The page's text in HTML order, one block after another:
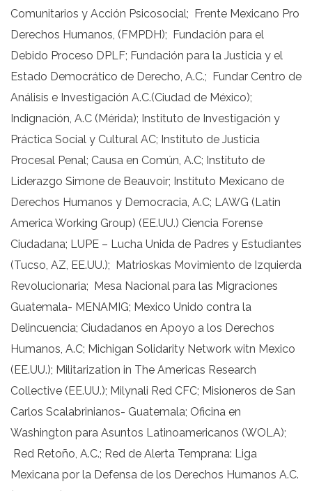
Comunitarios y Acción Psicosocial; Frente Mexicano Pro
Derechos Humanos, (FMPDH); Fundación para el
Debido Proceso DPLF; Fundación para la Justicia y el
Estado Democrático de Derecho, A.C.; Fundar Centro de
Análisis e Investigación A.C.(Ciudad de México);
Indignación, A.C (Mérida); Instituto de Investigación y
Práctica Social y Cultural AC; Instituto de Justicia
Procesal Penal; Causa en Común, A.C; Instituto de
Liderazgo Simone de Beauvoir; Instituto Mexicano de
Derechos Humanos y Democracia, A.C; LAWG (Latin
America Working Group) (EE.UU.) Ciencia Forense
Ciudadana; LUPE – Lucha Unida de Padres y Estudiantes
(Tucso, AZ, EE.UU.); Matrioskas Movimiento de Izquierda
Revolucionaria; Mesa Nacional para las Migraciones
Guatemala- MENAMIG; Mexico Unido contra la
Delincuencia; Ciudadanos en Apoyo a los Derechos
Humanos, A.C; Michigan Solidarity Network witn Mexico
(EE.UU.); Militarization in The Americas Research
Collective (EE.UU.); Milynali Red CFC; Misioneros de San
Carlos Scalabrinianos- Guatemala; Oficina en
Washington para Asuntos Latinoamericanos (WOLA);
Red Retoño, A.C.; Red de Alerta Temprana: Liga
Mexicana por la Defensa de los Derechos Humanos A.C.